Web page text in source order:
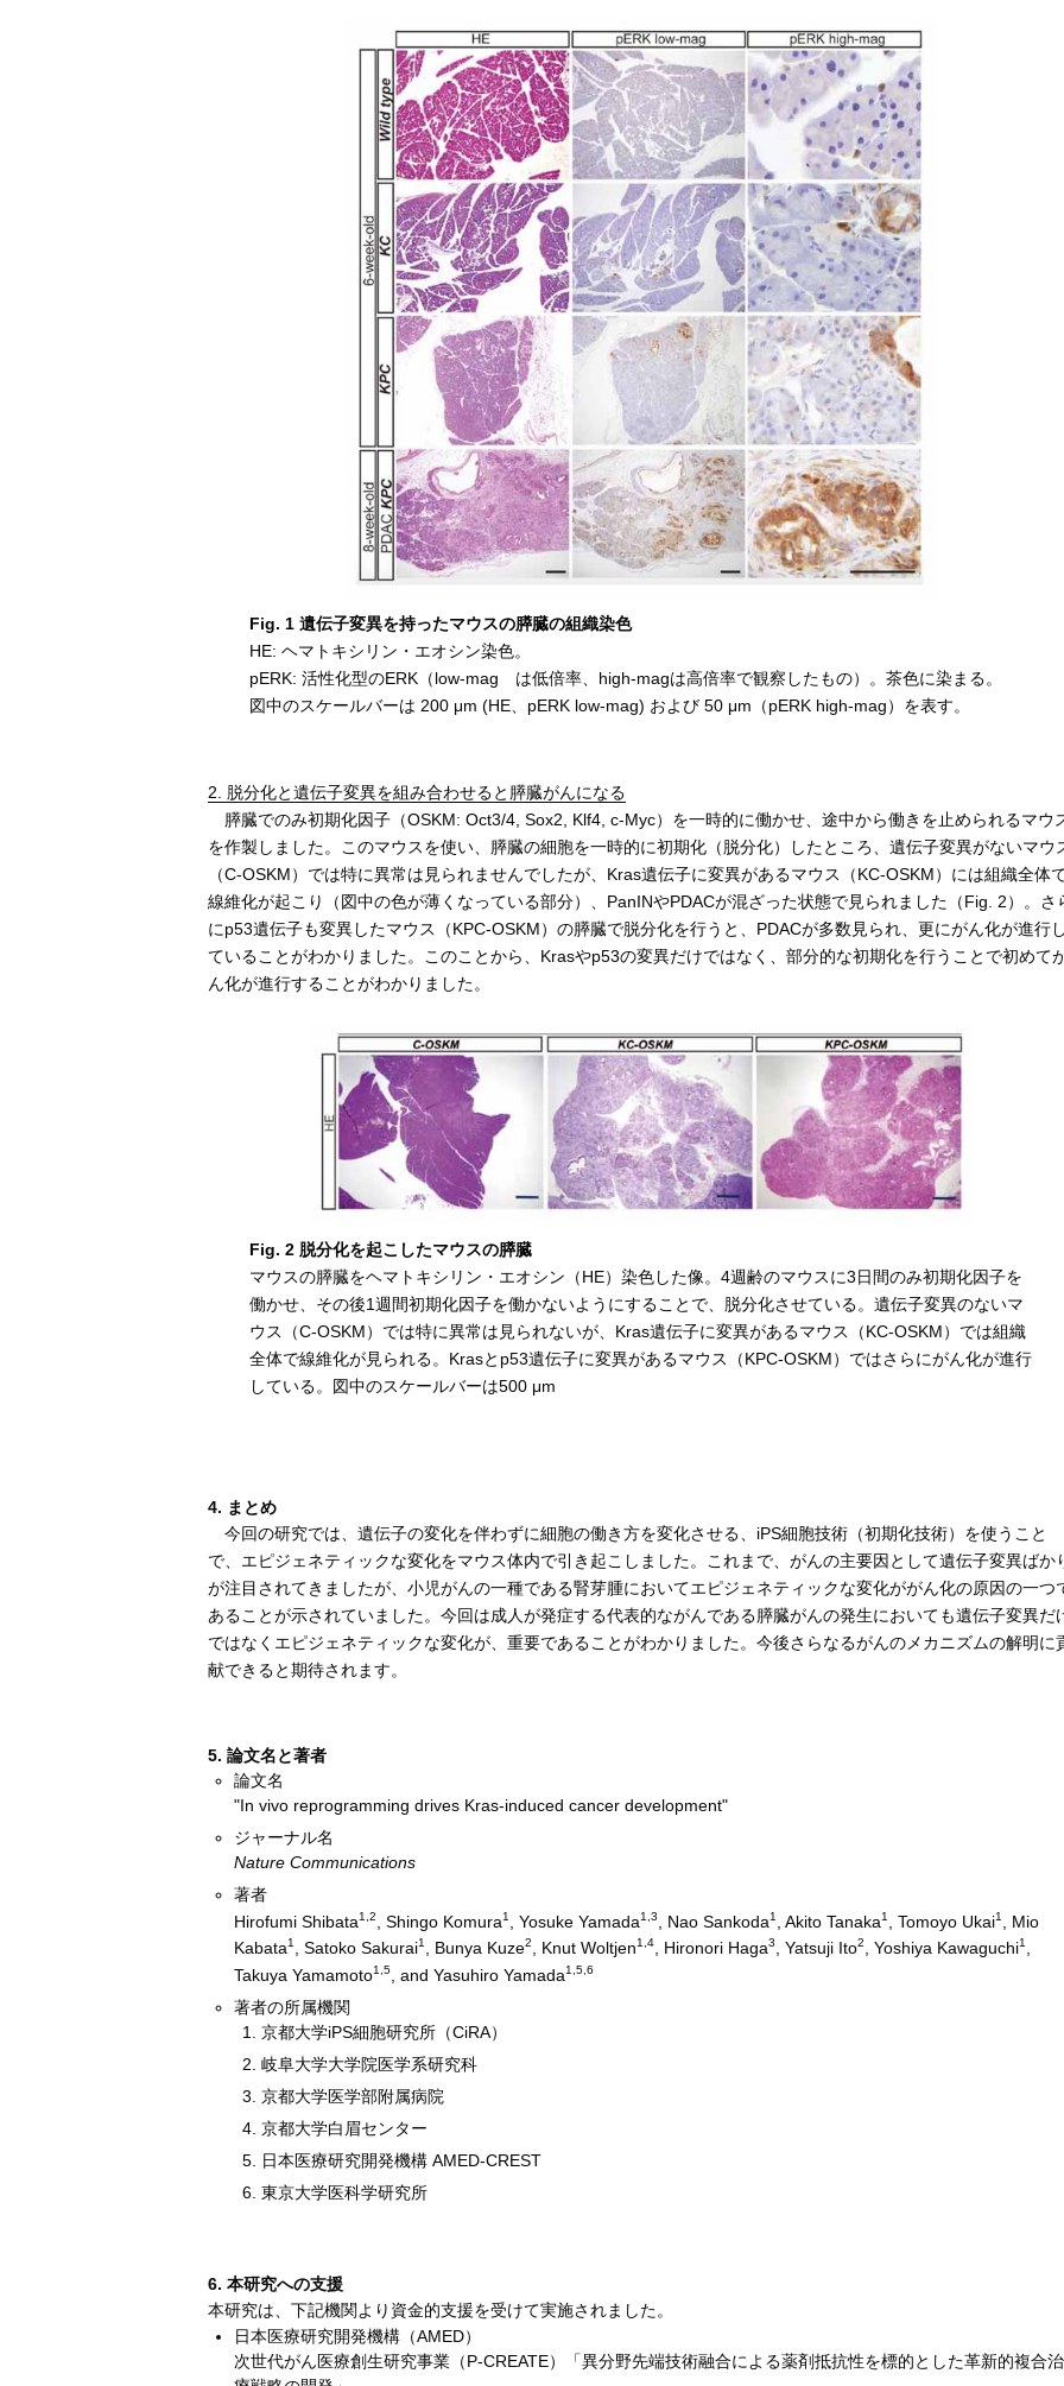
Fig. 1 遺伝子変異を持ったマウスの膵臓の組織染色
HE: ヘマトキシリン・エオシン染色。
pERK: 活性化型のERK（low-mag は低倍率、high-magは高倍率で観察したもの）。茶色に染まる。
図中のスケールバーは 200 μm (HE、pERK low-mag) および 50 μm（pERK high-mag）を表す。
2. 脱分化と遺伝子変異を組み合わせると膵臓がんになる
膵臓でのみ初期化因子（OSKM: Oct3/4, Sox2, Klf4, c-Myc）を一時的に働かせ、途中から働きを止められるマウ
を作製しました。このマウスを使い、膵臓の細胞を一時的に初期化（脱分化）したところ、遺伝子変異がないマウ
（C-OSKM）では特に異常は見られませんでしたが、Kras遺伝子に変異があるマウス（KC-OSKM）には組織全体
線維化が起こり（図中の色が薄くなっている部分）、PanINやPDACが混ざった状態で見られました（Fig. 2）。さ
にp53遺伝子も変異したマウス（KPC-OSKM）の膵臓で脱分化を行うと、PDACが多数見られ、更にがん化が進行
ていることがわかりました。このことから、Krasやp53の変異だけではなく、部分的な初期化を行うことで初めて
ん化が進行することがわかりました。
Fig. 2 脱分化を起こしたマウスの膵臓
マウスの膵臓をヘマトキシリン・エオシン（HE）染色した像。4週齢のマウスに3日間のみ初期化因子を
働かせ、その後1週間初期化因子を働かないようにすることで、脱分化させている。遺伝子変異のないマ
ウス（C-OSKM）では特に異常は見られないが、Kras遺伝子に変異があるマウス（KC-OSKM）では組織
全体で線維化が見られる。Krasとp53遺伝子に変異があるマウス（KPC-OSKM）ではさらにがん化が進行
している。図中のスケールバーは500 μm
4. まとめ
今回の研究では、遺伝子の変化を伴わずに細胞の働き方を変化させる、iPS細胞技術（初期化技術）を使うこと
で、エピジェネティックな変化をマウス体内で引き起こしました。これまで、がんの主要因として遺伝子変異ばか
が注目されてきましたが、小児がんの一種である腎芽腫においてエピジェネティックな変化ががん化の原因の一つ
あることが示されていました。今回は成人が発症する代表的ながんである膵臓がんの発生においても遺伝子変異だ
ではなくエピジェネティックな変化が、重要であることがわかりました。今後さらなるがんのメカニズムの解明に
献できると期待されます。
5. 論文名と著者
論文名
"In vivo reprogramming drives Kras-induced cancer development"
ジャーナル名
Nature Communications
著者
Hirofumi Shibata1,2 , Shingo Komura1 , Yosuke Yamada1,3 , Nao Sankoda1 , Akito Tanaka1 , Tomoyo Ukai1
, Mio
Kabata1 , Satoko Sakurai1 , Bunya Kuze2 , Knut Woltjen1,4 , Hironori Haga3 , Yatsuji Ito2 , Yoshiya Kawaguchi1
Takuya Yamamoto1,5 , and Yasuhiro Yamada1,5,6
著者の所属機関
京都大学iPS細胞研究所（CiRA）
岐阜大学大学院医学系研究科
京都大学医学部附属病院
京都大学白眉センター
日本医療研究開発機構 AMED-CREST
東京大学医科学研究所
6. 本研究への支援
本研究は、下記機関より資金的支援を受けて実施されました。
日本医療研究開発機構（AMED）
次世代がん医療創生研究事業（P-CREATE）「異分野先端技術融合による薬剤抵抗性を標的とした革新的複合治